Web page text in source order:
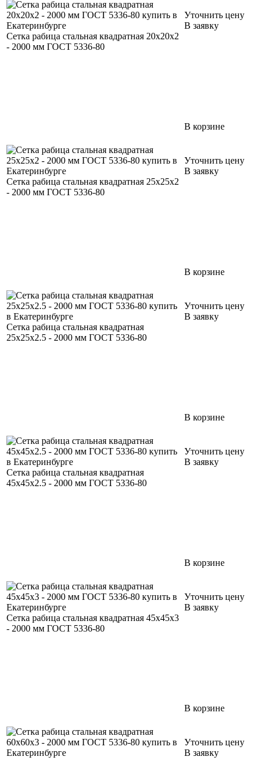
Сетка рабица стальная квадратная 20х20х2
- 2000 мм ГОСТ 5336-80
Уточнить цену
В заявку
В корзине
Сетка рабица стальная квадратная 25х25х2
- 2000 мм ГОСТ 5336-80
Уточнить цену
В заявку
В корзине
Сетка рабица стальная квадратная
25х25х2.5 - 2000 мм ГОСТ 5336-80
Уточнить цену
В заявку
В корзине
Сетка рабица стальная квадратная
45х45х2.5 - 2000 мм ГОСТ 5336-80
Уточнить цену
В заявку
В корзине
Сетка рабица стальная квадратная 45х45х3
- 2000 мм ГОСТ 5336-80
Уточнить цену
В заявку
В корзине
Уточнить цену
В заявку